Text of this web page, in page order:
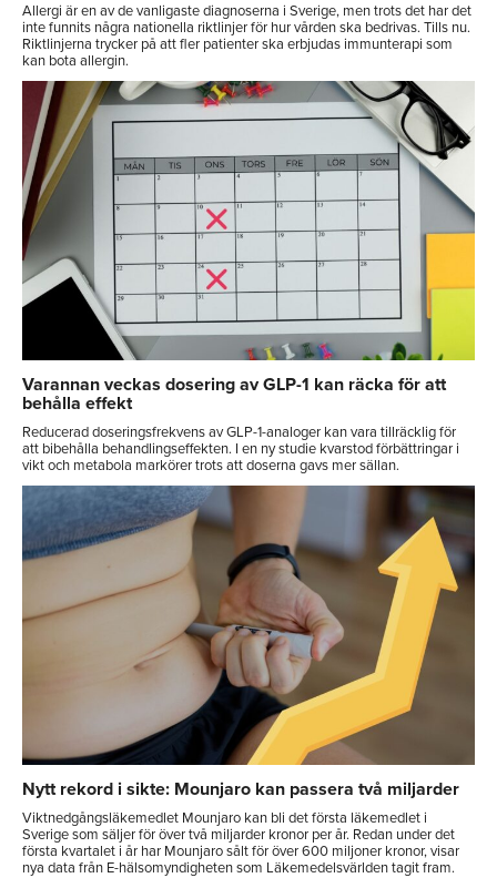
Allergi är en av de vanligaste diagnoserna i Sverige, men trots det har det
inte funnits några nationella riktlinjer för hur vården ska bedrivas. Tills nu.
Riktlinjerna trycker på att fler patienter ska erbjudas immunterapi som
kan bota allergin.
Varannan veckas dosering av GLP-1 kan räcka för att
behålla effekt
Reducerad doseringsfrekvens av GLP-1-analoger kan vara tillräcklig för
att bibehålla behandlingseffekten. I en ny studie kvarstod förbättringar i
vikt och metabola markörer trots att doserna gavs mer sällan.
Nytt rekord i sikte: Mounjaro kan passera två miljarder
Viktnedgångsläkemedlet Mounjaro kan bli det första läkemedlet i
Sverige som säljer för över två miljarder kronor per år. Redan under det
första kvartalet i år har Mounjaro sålt för över 600 miljoner kronor, visar
nya data från E-hälsomyndigheten som Läkemedelsvärlden tagit fram.